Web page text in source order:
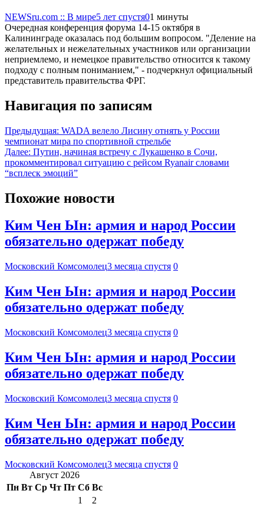
NEWSru.com :: В мире5 лет спустя01 минуты
Очередная конференция форума 14-15 октября в
Калининграде оказалась под большим вопросом. "Деление на
желательных и нежелательных участников или организации
неприемлемо, и немецкое правительство относится к такому
подходу с полным пониманием," - подчеркнул официальный
представитель правительства ФРГ.
Навигация по записям
Предыдущая: WADA велело Лисину отнять у России
чемпионат мира по спортивной стрельбе
Далее: Путин, начиная встречу с Лукашенко в Сочи,
прокомментировал ситуацию с рейсом Ryanair словами
“всплеск эмоций”
Похожие новости
Ким Чен Ын: армия и народ России
обязательно одержат победу
Московский Комсомолец3 месяца спустя 0
Ким Чен Ын: армия и народ России
обязательно одержат победу
Московский Комсомолец3 месяца спустя 0
Ким Чен Ын: армия и народ России
обязательно одержат победу
Московский Комсомолец3 месяца спустя 0
Ким Чен Ын: армия и народ России
обязательно одержат победу
Московский Комсомолец3 месяца спустя 0
Август 2026
Пн Вт Ср Чт Пт Сб Вс
1
2